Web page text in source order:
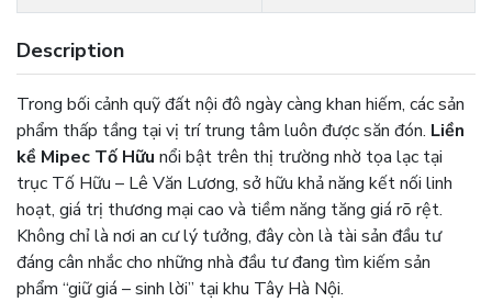
Description
Trong bối cảnh quỹ đất nội đô ngày càng khan hiếm, các sản
phẩm thấp tầng tại vị trí trung tâm luôn được săn đón. Liền
kề Mipec Tố Hữu nổi bật trên thị trường nhờ tọa lạc tại
trục Tố Hữu – Lê Văn Lương, sở hữu khả năng kết nối linh
hoạt, giá trị thương mại cao và tiềm năng tăng giá rõ rệt.
Không chỉ là nơi an cư lý tưởng, đây còn là tài sản đầu tư
đáng cân nhắc cho những nhà đầu tư đang tìm kiếm sản
phẩm “giữ giá – sinh lời” tại khu Tây Hà Nội.